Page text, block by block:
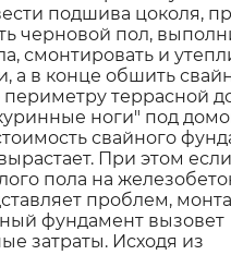
подшива цоколя,
черновой пол,
смонтировать и
а в конце обшить
террасной
ноги" под
свайного
При этом если
пола на
проблем,
фундамент вызовет
затраты. Исходя из